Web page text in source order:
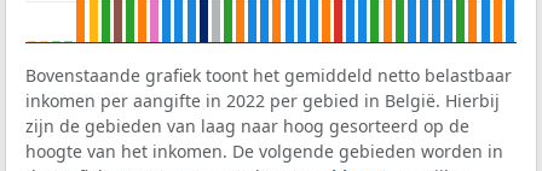
Bovenstaande grafiek toont het gemiddeld netto belastbaar
inkomen per aangifte in 2022 per gebied in België. Hierbij
zijn de gebieden van laag naar hoog gesorteerd op de
hoogte van het inkomen. De volgende gebieden worden in